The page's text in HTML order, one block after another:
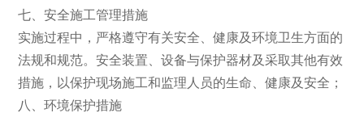
七、安全施工管理措施
实施过程中，严格遵守有关安全、健康及环境卫生方面的
法规和规范。安全装置、设备与保护器材及采取其他有效
措施，以保护现场施工和监理人员的生命、健康及安全；
八、环境保护措施